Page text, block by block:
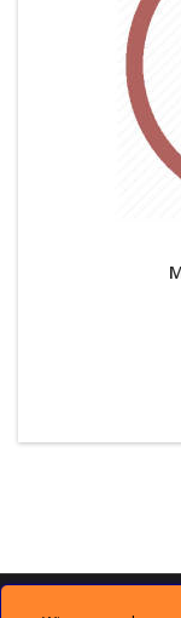
TECHNISCHER